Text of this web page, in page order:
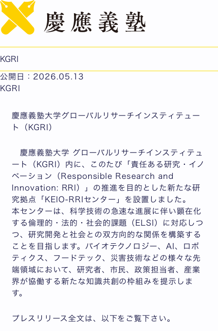
KGRI
【プレスリリース】 慶應義塾大学グローバルリサーチイン
公開日：2026.05.13
KGRI
慶應義塾大学グローバルリサーチインスティテュー
ト（KGRI）
慶應義塾大学 グローバルリサーチインスティテュ
ート（KGRI）内に、このたび「責任ある研究・イノ
ベーション（Responsible Research and
Innovation: RRI）」の推進を目的とした新たな研
究拠点「KEIO-RRIセンター」を設置しました。
本センターは、科学技術の急速な進展に伴い顕在化
する倫理的・法的・社会的課題（ELSI）に対応しつ
つ、研究開発と社会との双方向的な関係を構築する
ことを目指します。バイオテクノロジー、AI、ロボ
ティクス、フードテック、災害技術などの様々な先
端領域において、研究者、市民、政策担当者、産業
界が協働する新たな知識共創の枠組みを提示しま
す。
プレスリリース全文は、以下をご覧下さい。